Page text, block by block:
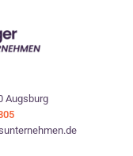
Augsburg